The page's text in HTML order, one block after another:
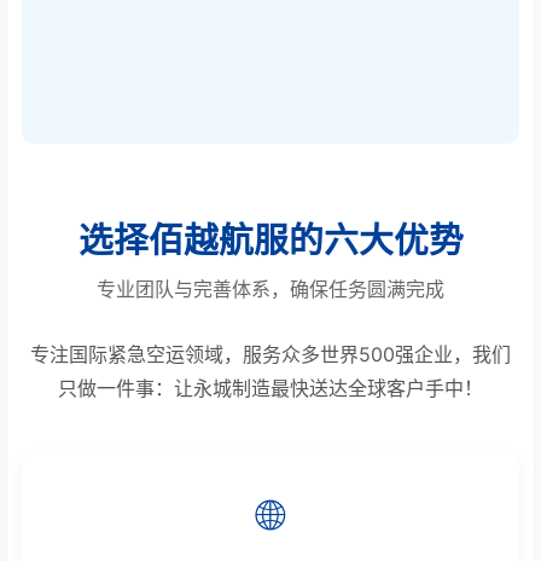
选择佰越航服的六大优势
专业团队与完善体系，确保任务圆满完成
专注国际紧急空运领域，服务众多世界500强企业，我们
只做一件事：让永城制造最快送达全球客户手中！
🌐